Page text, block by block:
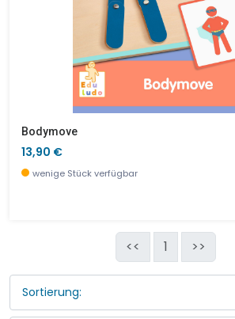
Bodymove
13,90 €
wenige Stück verfügbar
<< 1 >>